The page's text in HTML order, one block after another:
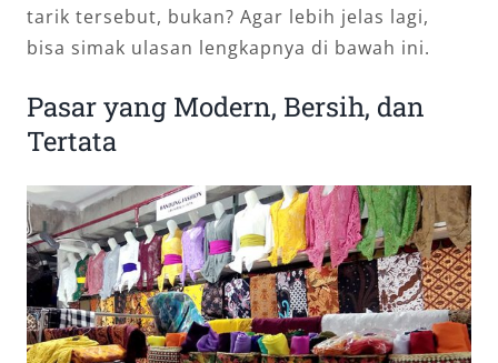
tarik tersebut, bukan? Agar lebih jelas lagi,
bisa simak ulasan lengkapnya di bawah ini.
Pasar yang Modern, Bersih, dan
Tertata